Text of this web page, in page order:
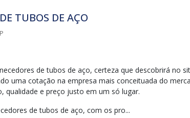
TUBOS DE AÇO
de tubos de aço, certeza que descobrirá no
uma cotação na empresa mais conceituada do
qualidade e preço justo em um só lugar.
de tubos de aço, com os pro...